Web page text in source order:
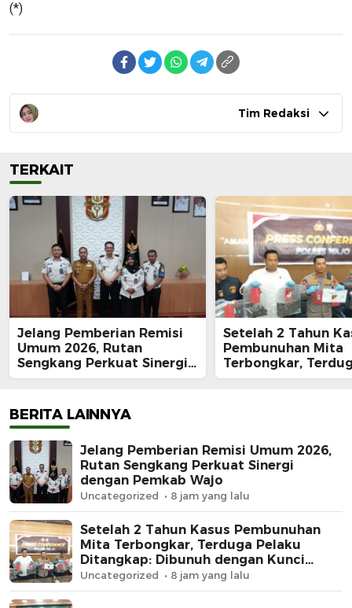
(*)
Tim Redaksi
TERKAIT
Jelang Pemberian Remisi
Umum 2026, Rutan
Sengkang Perkuat Sinergi
dengan Pemkab Wajo
Setelah 2 Tahun
Pembunuhan Mita
Terbongkar,
Pelaku Ditangkap:
BERITA LAINNYA
Jelang Pemberian Remisi Umum 2026,
Rutan Sengkang Perkuat Sinergi
dengan Pemkab Wajo
Uncategorized 8 jam yang lalu
Setelah 2 Tahun Kasus Pembunuhan
Mita Terbongkar, Terduga Pelaku
Ditangkap: Dibunuh dengan Kunci
Roda, Uang Rp62 Juta Raib
Uncategorized 8 jam yang lalu